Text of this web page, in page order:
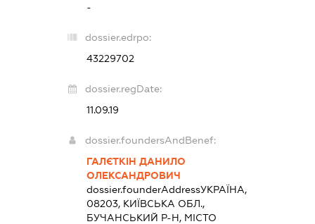
-
dossier.edrpo:
43229702
dossier.regDate:
11.09.19
dossier.foundersAndBenef:
ГАЛЄТКІН ДАНИЛО
ОЛЕКСАНДРОВИЧ
dossier.founderAddressУКРАЇНА,
08203, КИЇВСЬКА ОБЛ.,
БУЧАНСЬКИЙ Р-Н, МІСТО